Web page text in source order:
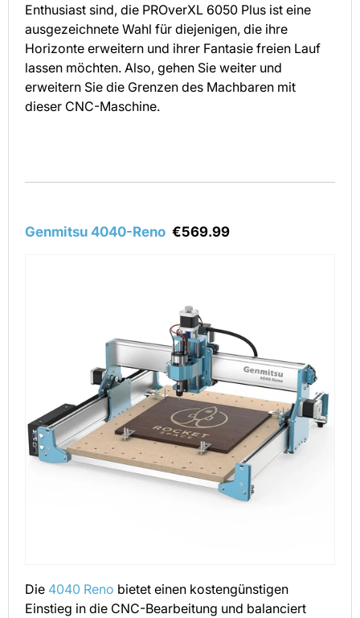
Enthusiast sind, die PROverXL 6050 Plus ist eine
ausgezeichnete Wahl für diejenigen, die ihre
Horizonte erweitern und ihrer Fantasie freien Lauf
lassen möchten. Also, gehen Sie weiter und
erweitern Sie die Grenzen des Machbaren mit
dieser CNC-Maschine.
Genmitsu 4040-Reno €569.99
Die 4040 Reno bietet einen kostengünstigen
Einstieg in die CNC-Bearbeitung und balanciert